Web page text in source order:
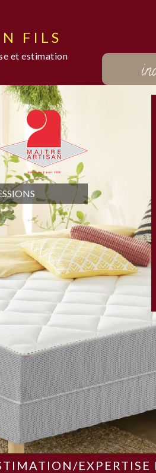
FILS
et estimation
EXPERTISE